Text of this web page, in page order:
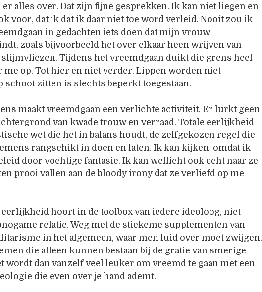
er alles over. Dat zijn fijne gesprekken. Ik kan niet liegen en
voor, dat ik dat ik daar niet toe word verleid. Nooit zou ik
in gedachten iets doen dat mijn vrouw
zoals bijvoorbeeld het over elkaar heen wrijven van
Tijdens het vreemdgaan duikt die grens heel
op. Tot hier en niet verder. Lippen worden niet
schoot zitten is slechts beperkt toegestaan.
maakt vreemdgaan een verlichte activiteit. Er lurkt geen
van kwade trouw en verraad. Totale eerlijkheid
wet die het in balans houdt, de zelfgekozen regel die
rangschikt in doen en laten. Ik kan kijken, omdat ik
door vochtige fantasie. Ik kan wellicht ook echt naar ze
prooi vallen aan de bloody irony dat ze verliefd op me
eerlijkheid hoort in de toolbox van iedere ideoloog, niet
relatie. Weg met de stiekeme supplementen van
in het algemeen, waar men luid over moet zwijgen.
die alleen kunnen bestaan bij de gratie van smerige
wordt dan vanzelf veel leuker om vreemd te gaan met een
die even over je hand ademt.